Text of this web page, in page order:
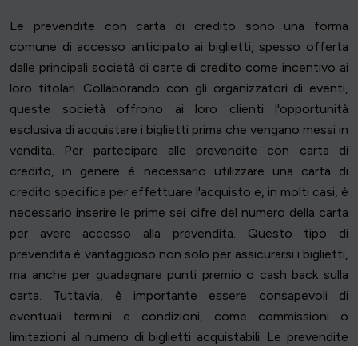
Le prevendite con carta di credito sono una forma
comune di accesso anticipato ai biglietti, spesso offerta
dalle principali società di carte di credito come incentivo ai
loro titolari. Collaborando con gli organizzatori di eventi,
queste società offrono ai loro clienti l'opportunità
esclusiva di acquistare i biglietti prima che vengano messi in
vendita. Per partecipare alle prevendite con carta di
credito, in genere è necessario utilizzare una carta di
credito specifica per effettuare l'acquisto e, in molti casi, è
necessario inserire le prime sei cifre del numero della carta
per avere accesso alla prevendita. Questo tipo di
prevendita è vantaggioso non solo per assicurarsi i biglietti,
ma anche per guadagnare punti premio o cash back sulla
carta. Tuttavia, è importante essere consapevoli di
eventuali termini e condizioni, come commissioni o
limitazioni al numero di biglietti acquistabili. Le prevendite